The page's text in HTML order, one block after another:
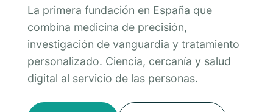
La primera fundación en España que
combina medicina de precisión,
investigación de vanguardia y tratamiento
personalizado. Ciencia, cercanía y salud
digital al servicio de las personas.